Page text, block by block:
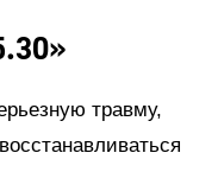
травму,